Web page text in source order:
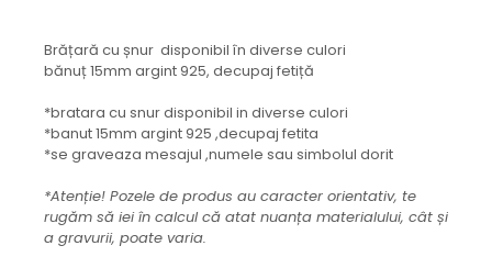
Brățară cu șnur disponibil în diverse culori
bănuț 15mm argint 925, decupaj fetiță
*bratara cu snur disponibil in diverse culori
*banut 15mm argint 925 ,decupaj fetita
*se graveaza mesajul ,numele sau simbolul dorit
*Atenție! Pozele de produs au caracter orientativ, te
rugăm să iei în calcul că atat nuanța materialului, cât și
a gravurii, poate varia.